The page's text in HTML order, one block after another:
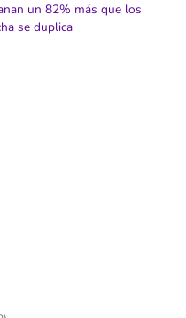
un 82% más que los
se duplica